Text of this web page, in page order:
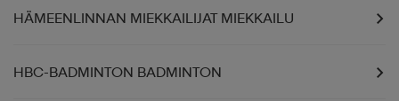
HÄMEENLINNAN MIEKKAILIJAT MIEKKAILU
HBC-BADMINTON BADMINTON